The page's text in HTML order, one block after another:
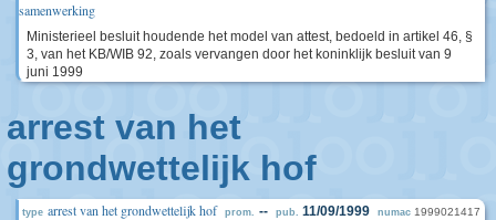
samenwerking
Ministerieel besluit houdende het model van attest, bedoeld in artikel 46, §
3, van het KB/WIB 92, zoals vervangen door het koninklijk besluit van 9
juni 1999
arrest van het
grondwettelijk hof
type arrest van het grondwettelijk hof prom. -- pub. 11/09/1999 numac 1999021417